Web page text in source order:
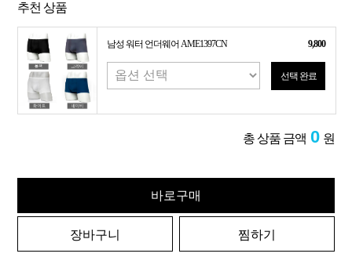
추천 상품
남성 워터 언더웨어 AME1397CN 9,800
선택 완료
총 상품 금액 0 원
바로구매
장바구니 찜하기